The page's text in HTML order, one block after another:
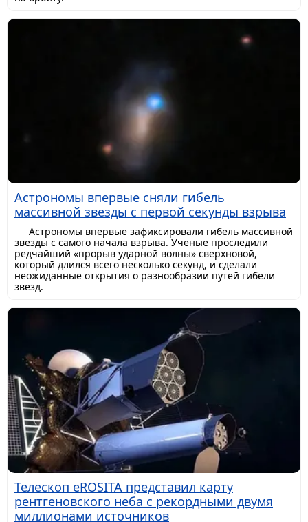
Астрономы впервые сняли гибель
массивной звезды с первой секунды взрыва
Астрономы впервые зафиксировали гибель массивной
звезды с самого начала взрыва. Ученые проследили
редчайший «прорыв ударной волны» сверхновой,
который длился всего несколько секунд, и сделали
неожиданные открытия о разнообразии путей гибели
звезд.
Телескоп eROSITA представил карту
рентгеновского неба с рекордными двумя
миллионами источников